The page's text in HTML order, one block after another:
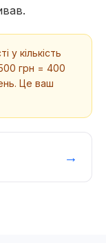
у кількість
грн = 400
Це ваш
→